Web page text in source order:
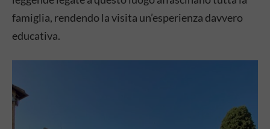
famiglia, rendendo la visita un’esperienza davvero
educativa.